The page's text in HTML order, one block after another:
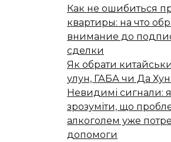
Как не ошибиться
квартиры: на что
внимание до
сделки
Як обрати
улун, ГАБА чи Да
Невидимі сигнали:
зрозуміти, що
алкоголем уже
допомоги